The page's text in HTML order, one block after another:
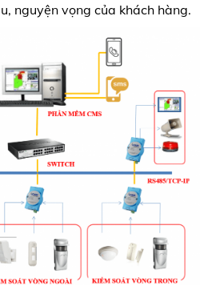
nguyện vọng của khách hàng.